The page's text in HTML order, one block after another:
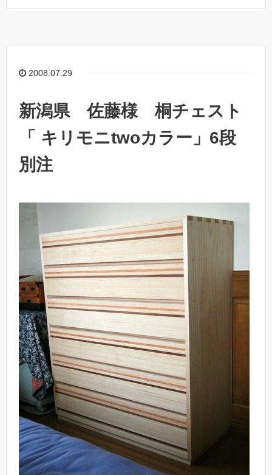
2008.07.29
新潟県 佐藤様 桐チェスト
「 キリモニtwoカラー」6段
別注